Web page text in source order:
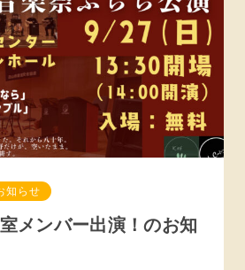
知らせ
メンバー出演！のお知